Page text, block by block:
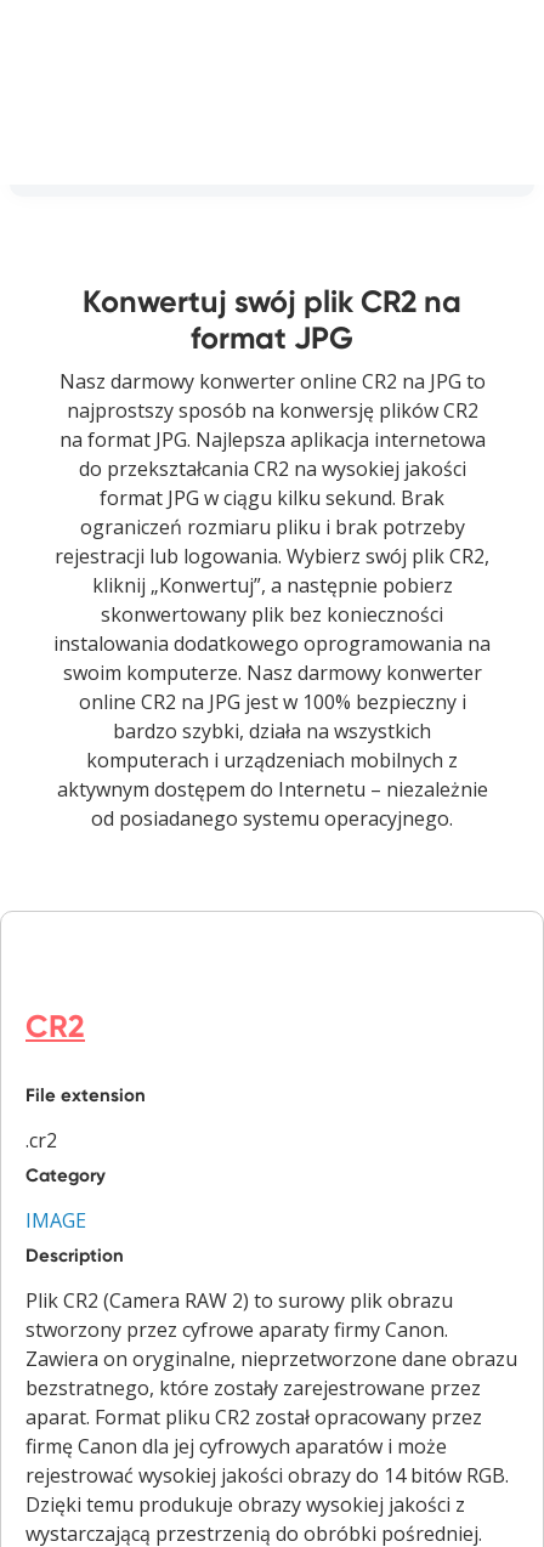
Konwertuj swój plik CR2 na
format JPG
Nasz darmowy konwerter online CR2 na JPG to
najprostszy sposób na konwersję plików CR2
na format JPG. Najlepsza aplikacja internetowa
do przekształcania CR2 na wysokiej jakości
format JPG w ciągu kilku sekund. Brak
ograniczeń rozmiaru pliku i brak potrzeby
rejestracji lub logowania. Wybierz swój plik CR2,
kliknij „Konwertuj”, a następnie pobierz
skonwertowany plik bez konieczności
instalowania dodatkowego oprogramowania na
swoim komputerze. Nasz darmowy konwerter
online CR2 na JPG jest w 100% bezpieczny i
bardzo szybki, działa na wszystkich
komputerach i urządzeniach mobilnych z
aktywnym dostępem do Internetu – niezależnie
od posiadanego systemu operacyjnego.
CR2
File extension
.cr2
Category
IMAGE
Description
Plik CR2 (Camera RAW 2) to surowy plik obrazu
stworzony przez cyfrowe aparaty firmy Canon.
Zawiera on oryginalne, nieprzetworzone dane obrazu
bezstratnego, które zostały zarejestrowane przez
aparat. Format pliku CR2 został opracowany przez
firmę Canon dla jej cyfrowych aparatów i może
rejestrować wysokiej jakości obrazy do 14 bitów RGB.
Dzięki temu produkuje obrazy wysokiej jakości z
wystarczającą przestrzenią do obróbki pośredniej.